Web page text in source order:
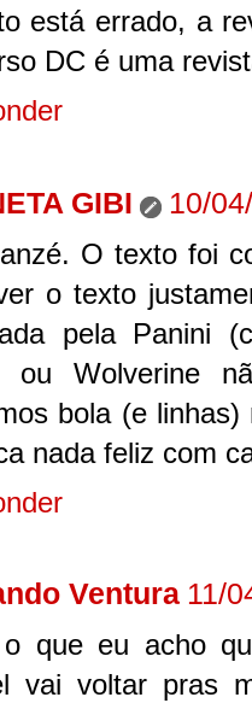
está errado, a
DC é uma
GIBI 10/
O texto foi
o texto
pela Panini
ou Wolverine
bola (e
nada feliz com
Ventura 11/
que eu acho
vai voltar pras